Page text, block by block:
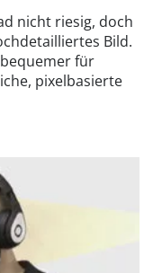
nicht riesig, doch
Bild.
für
pixelbasierte